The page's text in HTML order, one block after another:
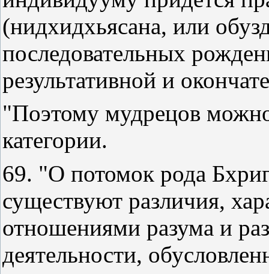
(нидхидхьясана, или
последовательных
результативной и
"Поэтому мудрецов
категории.
69. "О потомок рода
существуют различия,
отношениями разума и
деятельности,